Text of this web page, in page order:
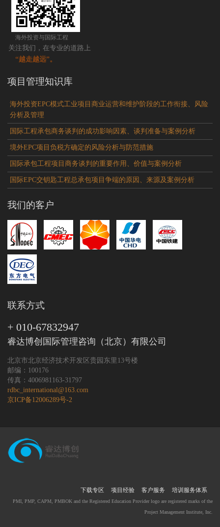
海外投资与国际工程
关注我们，在专业的道路上
“越走越远”。
项目管理知识库
海外投资EPC模式工业项目商业运营和维护阶段的工作衔接、风险
分析及管理
国际工程承包商务谈判的成功影响因素、谈判准备与案例分析
境外EPC项目负税方确定的风险分析与防范措施
国际承包工程项目商务谈判的重要作用、价值与案例分析
国际EPC交钥匙工程总承包项目争端的原因、来源及案例分析
我们的客户
联系方式
+ 010-67832947
睿达博创国际管理咨询（北京）有限公司
北京市北京经济技术开发区贵园东里13号楼
邮编：100176
传真：4006981163-31797
rdbc_international@163.com
京ICP备12006289号-2
下载专区 项目经验 客户服务 培训服务体系
PMI, PMP, CAPM, PMBOK and the Registered Education Provider logo are registered marks of the
Project Management Institute, Inc.